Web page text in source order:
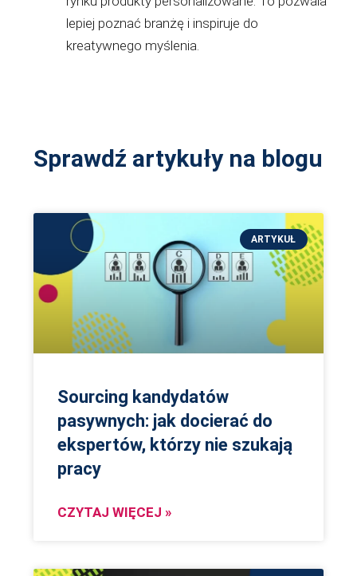
lepiej poznać branżę i inspiruje do
kreatywnego myślenia.
Sprawdź artykuły na blogu
ARTYKUŁ
Sourcing kandydatów
pasywnych: jak docierać do
ekspertów, którzy nie szukają
pracy
CZYTAJ WIĘCEJ »